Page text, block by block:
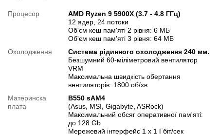
Процесор
AMD Ryzen 9 5900X (3.7 - 4.8 ГГц)
12 ядер, 24 потоки
Об'єм кеш пам'яті 2 рівня: 6 МБ
Об'єм кеш пам'яті 3 рівня: 64 МБ
Охолодження
Система рідинного охолодження 240 мм.
Безшумний 60-міліметровий вентилятор
VRM
Максимальна швидкість обертання
вентиляторів: 1800 об/хв
Материнска
плата
B550 sAM4
(Asus, MSI, Gigabyte, ASRock)
Максимальний обсяг оперативної пам'яті:
до 128 Gb
Мережевий інтерфейс 1 х 1 Гбіт/сек